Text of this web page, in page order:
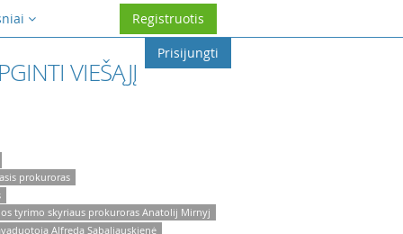
Registruotis
Prisijungti
VIEŠĄJĮ
prokuroras
tyrimo skyriaus prokuroras Anatolij Mirnyj
Alfreda Sabaliauskienė